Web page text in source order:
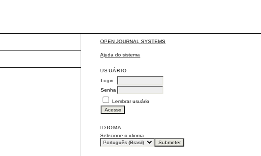
OPEN JOURNAL SYSTEMS
Ajuda do sistema
USUÁRIO
Login
Senha
Lembrar usuário
IDIOMA
Selecione o idioma